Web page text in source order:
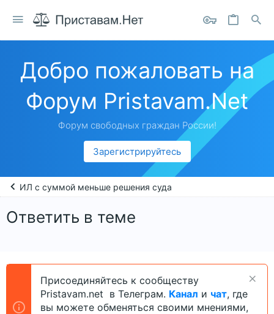
Добро пожаловать на
Форум Pristavam.Net
Форум свободных граждан России!
Зарегистрируйтесь
ИЛ с суммой меньше решения суда
Ответить в теме
Присоединяйтесь к сообществу
Pristavam.net в Телеграм. Канал и чат, где
вы можете обменяться своими мнениями,